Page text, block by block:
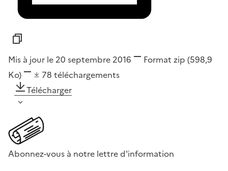
Mis à jour le 20 septembre 2016 Format zip (598,9
Ko)
78 téléchargements
Télécharger
Abonnez-vous à notre lettre d'information